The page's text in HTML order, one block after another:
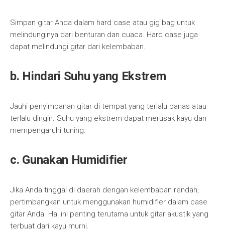
Simpan gitar Anda dalam hard case atau gig bag untuk
melindunginya dari benturan dan cuaca. Hard case juga
dapat melindungi gitar dari kelembaban.
b. Hindari Suhu yang Ekstrem
Jauhi penyimpanan gitar di tempat yang terlalu panas atau
terlalu dingin. Suhu yang ekstrem dapat merusak kayu dan
mempengaruhi tuning.
c. Gunakan Humidifier
Jika Anda tinggal di daerah dengan kelembaban rendah,
pertimbangkan untuk menggunakan humidifier dalam case
gitar Anda. Hal ini penting terutama untuk gitar akustik yang
terbuat dari kayu murni.